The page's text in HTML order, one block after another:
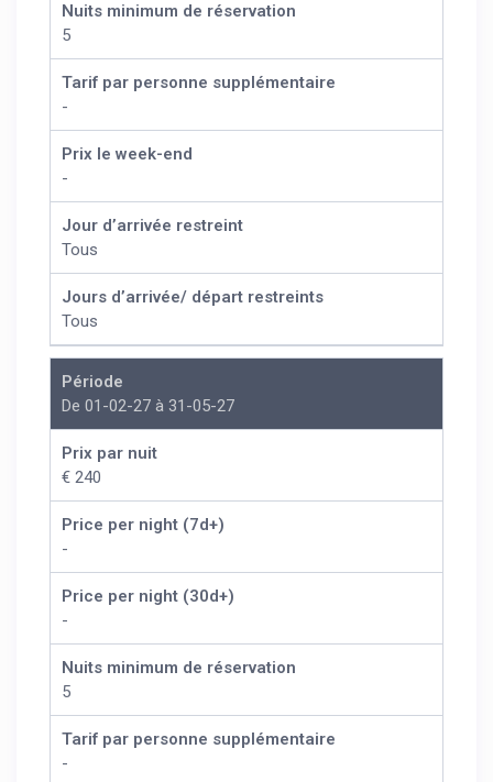
Nuits minimum de réservation
5
Tarif par personne supplémentaire
-
Prix le week-end
-
Jour d’arrivée restreint
Tous
Jours d’arrivée/ départ restreints
Tous
Période
De 01-02-27 à 31-05-27
Prix par nuit
€ 240
Price per night (7d+)
-
Price per night (30d+)
-
Nuits minimum de réservation
5
Tarif par personne supplémentaire
-